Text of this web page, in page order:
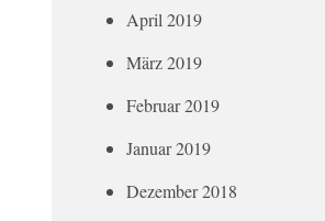
April 2019
März 2019
Februar 2019
Januar 2019
Dezember 2018